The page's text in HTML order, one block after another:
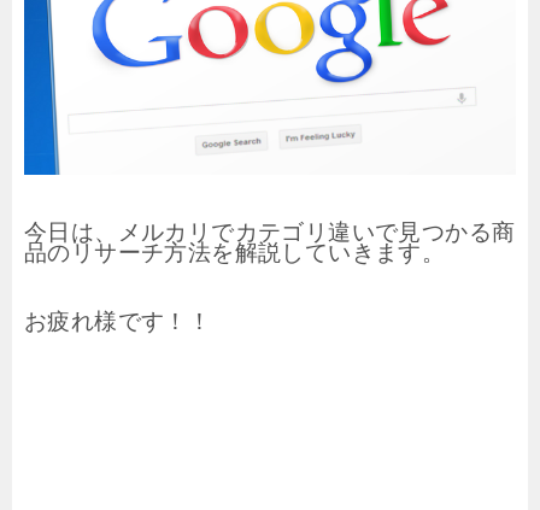
今日は、メルカリでカテゴリ違いで見つかる商
品のリサーチ方法を解説していきます。
お疲れ様です！！